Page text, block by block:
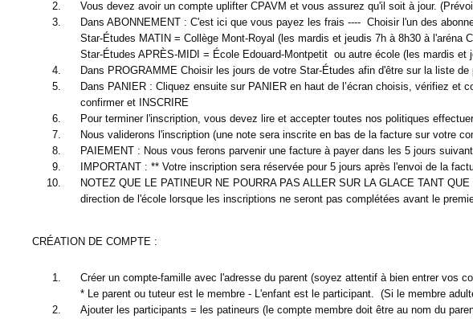
Vous devez avoir un compte uplifter CPAVM et vous assurez qu'il soit à jour.
Dans ABONNEMENT : C'est ici que vous payez les frais ---- Choisir l'un des
Star-Études MATIN = Collège Mont-Royal (les mardis et jeudis 7h à 8h30 à l'aréna
Star-Études APRÈS-MIDI = École Edouard-Montpetit ou autre école (les mardis et
Dans PROGRAMME Choisir les jours de votre Star-Études afin d'être sur la liste
Dans PANIER : Cliquez ensuite sur PANIER en haut de l’écran choisis, vérifiez et
confirmer et INSCRIRE
Pour terminer l'inscription, vous devez lire et accepter toutes nos politiques
Nous validerons l'inscription (une note sera inscrite en bas de la facture sur votre
PAIEMENT : Nous vous ferons parvenir une facture à payer dans les 5 jours
IMPORTANT : ** Votre inscription sera réservée pour 5 jours après l'envoi de la
NOTEZ QUE LE PATINEUR NE POURRA PAS ALLER SUR LA GLACE TANT
direction de l'école lorsque les inscriptions ne seront pas complétées avant le
CRÉATION DE COMPTE :
Créer un compte-famille avec l'adresse du parent (soyez attentif à bien entrer vos
* Le parent ou tuteur est le membre - L'enfant est le participant. (Si le membre
Ajouter les participants = les patineurs (le compte membre doit être au nom du